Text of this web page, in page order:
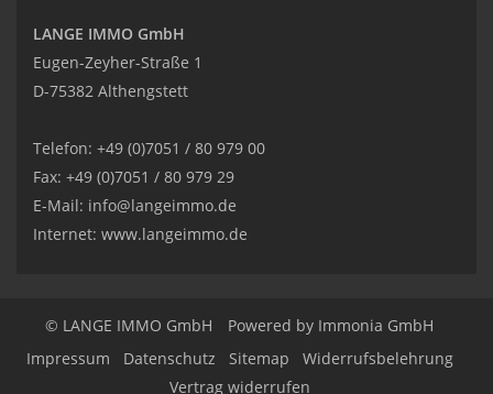
LANGE IMMO GmbH
Eugen-Zeyher-Straße 1
D-75382 Althengstett
Telefon: +49 (0)7051 / 80 979 00
Fax: +49 (0)7051 / 80 979 29
E-Mail: info@langeimmo.de
Internet: www.langeimmo.de
© LANGE IMMO GmbH
Powered by Immonia GmbH
Impressum
Datenschutz Sitemap
Widerrufsbelehrung
Vertrag widerrufen